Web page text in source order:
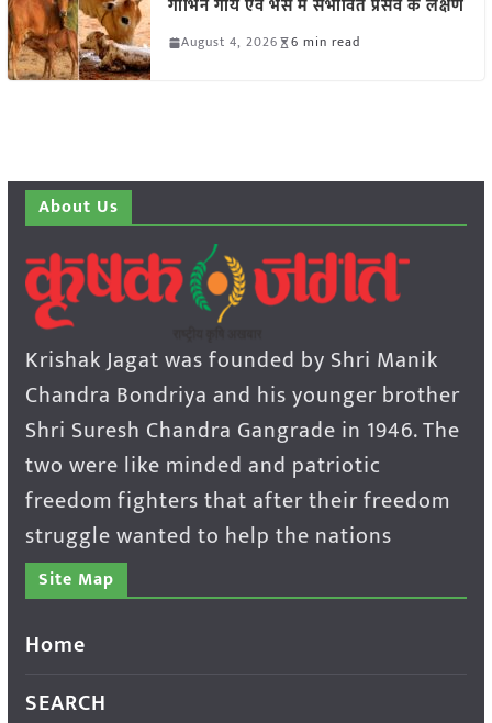
गाभिन गाय एवं भैंस में संभावित प्रसव के लक्षण
August 4, 2026 6 min read
About Us
Krishak Jagat was founded by Shri Manik
Chandra Bondriya and his younger brother
Shri Suresh Chandra Gangrade in 1946. The
two were like minded and patriotic
freedom fighters that after their freedom
struggle wanted to help the nations
Site Map
Home
SEARCH